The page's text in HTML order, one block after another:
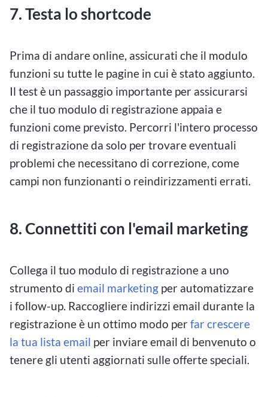
7. Testa lo shortcode
Prima di andare online, assicurati che il modulo
funzioni su tutte le pagine in cui è stato aggiunto.
Il test è un passaggio importante per assicurarsi
che il tuo modulo di registrazione appaia e
funzioni come previsto. Percorri l'intero processo
di registrazione da solo per trovare eventuali
problemi che necessitano di correzione, come
campi non funzionanti o reindirizzamenti errati.
8. Connettiti con l'email marketing
Collega il tuo modulo di registrazione a uno
strumento di email marketing per automatizzare
i follow-up. Raccogliere indirizzi email durante la
registrazione è un ottimo modo perfar crescere
la tua lista email per inviare email di benvenuto o
tenere gli utenti aggiornati sulle offerte speciali.